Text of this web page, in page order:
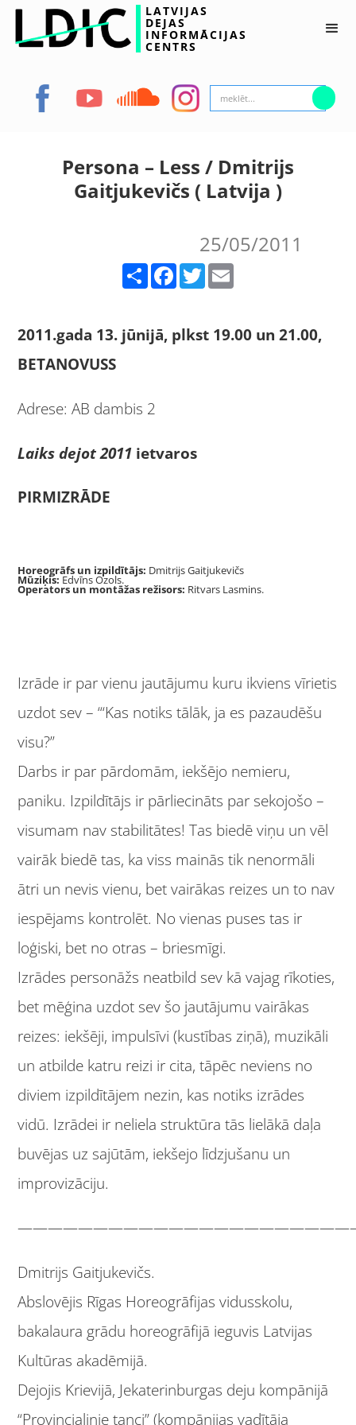
LATVIJAS
DEJAS
INFORMĀCIJAS
CENTRS
Persona – Less / Dmitrijs
Gaitjukevičs ( Latvija )
25/05/2011
Facebook Twitter
2011.gada 13. jūnijā, plkst 19.00 un 21.00,
BETANOVUSS
Adrese: AB dambis 2
Laiks dejot 2011 ietvaros
PIRMIZRĀDE
Horeogrāfs un izpildītājs: Dmitrijs Gaitjukevičs
Mūziķis: Edvīns Ozols.
Operators un montāžas režisors: Ritvars Lasmins.
Izrāde ir par vienu jautājumu kuru ikviens vīrietis
uzdot sev – “‘Kas notiks tālāk, ja es pazaudēšu
visu?”
Darbs ir par pārdomām, iekšējo nemieru,
paniku. Izpildītājs ir pārliecināts par sekojošo –
visumam nav stabilitātes! Tas biedē viņu un vēl
vairāk biedē tas, ka viss mainās tik nenormāli
ātri un nevis vienu, bet vairākas reizes un to nav
iespējams kontrolēt. No vienas puses tas ir
loģiski, bet no otras – briesmīgi.
Izrādes personāžs neatbild sev kā vajag rīkoties,
bet mēģina uzdot sev šo jautājumu vairākas
reizes: iekšēji, impulsīvi (kustības ziņā), muzikāli
un atbilde katru reizi ir cita, tāpēc neviens no
diviem izpildītājem nezin, kas notiks izrādes
vidū. Izrādei ir neliela struktūra tās lielākā daļa
buvējas uz sajūtām, iekšejo līdzjušanu un
improvizāciju.
Dmitrijs Gaitjukevičs.
Abslovējis Rīgas Horeogrāfijas vidusskolu,
bakalaura grādu horeogrāfijā ieguvis Latvijas
Kultūras akadēmijā.
Dejojis Krievijā, Jekaterinburgas deju kompānijā
“Provincialjnie tanci” (kompānijas vadītāja